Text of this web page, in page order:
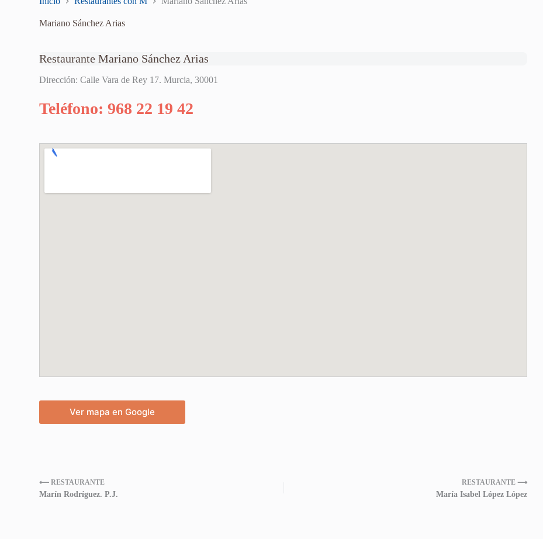
Mariano Sánchez Arias
Restaurante Mariano Sánchez Arias
Dirección: Calle Vara de Rey 17. Murcia, 30001
Teléfono: 968 22 19 42
Ver mapa en Google
⟵ RESTAURANTE
Marín Rodríguez. P.J.
RESTAURANTE ⟶
María Isabel López López